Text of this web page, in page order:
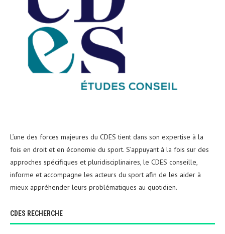
L’une des forces majeures du CDES tient dans son expertise à la
fois en droit et en économie du sport. S’appuyant à la fois sur des
approches spécifiques et pluridisciplinaires, le CDES conseille,
informe et accompagne les acteurs du sport afin de les aider à
mieux appréhender leurs problématiques au quotidien.
CDES RECHERCHE